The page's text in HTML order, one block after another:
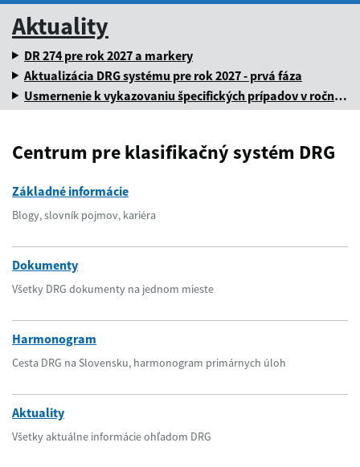
Aktuality
DR 274 pre rok 2027 a markery
Aktualizácia DRG systému pre rok 2027 - prvá fáza
Usmernenie k vykazovaniu špecifických prípadov v ročnej dávke za rok 2025
Centrum pre klasifikačný systém DRG
Základné informácie
Blogy, slovník pojmov, kariéra
Dokumenty
Všetky DRG dokumenty na jednom mieste
Harmonogram
Cesta DRG na Slovensku, harmonogram primárnych úloh
Aktuality
Všetky aktuálne informácie ohľadom DRG